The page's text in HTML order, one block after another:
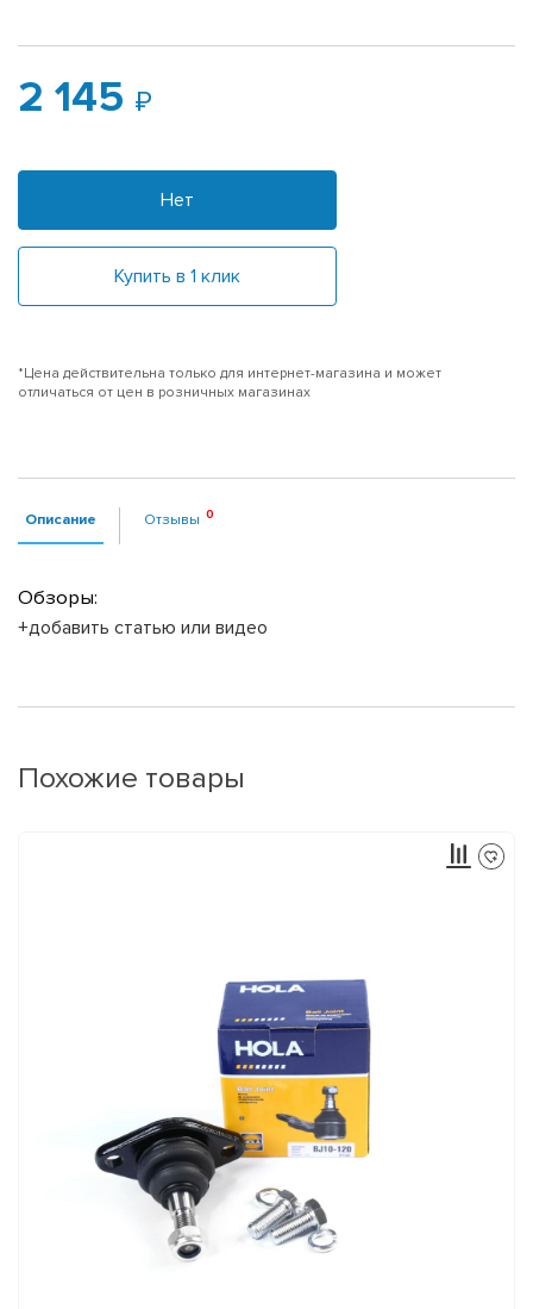
2 145
Нет
Купить в 1 клик
*Цена действительна только для интернет-магазина и может
отличаться от цен в розничных магазинах
Описание Отзывы
Обзоры:
+добавить статью или видео
Похожие товары